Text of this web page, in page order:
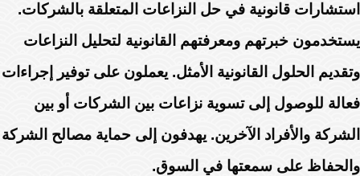
استشارات قانونية في حل النزاعات المتعلقة بالشركات.
يستخدمون خبرتهم ومعرفتهم القانونية لتحليل النزاعات
وتقديم الحلول القانونية الأمثل. يعملون على توفير إجراءات
فعالة للوصول إلى تسوية نزاعات بين الشركات أو بين
الشركة والأفراد الآخرين. يهدفون إلى حماية مصالح الشركة
والحفاظ على سمعتها في السوق.